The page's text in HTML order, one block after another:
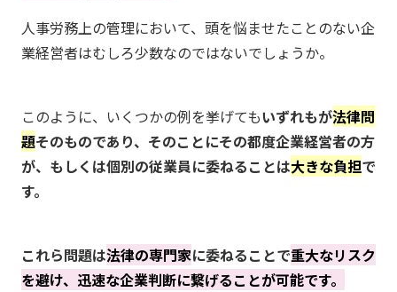
人事労務上の管理において、頭を悩ませたことのない企
業経営者はむしろ少数なのではないでしょうか。
このように、いくつかの例を挙げてもいずれもが法律問
題そのものであり、そのことにその都度企業経営者の方
が、もしくは個別の従業員に委ねることは大きな負担で
す。
これら問題は法律の専門家に委ねることで重大なリスク
を避け、迅速な企業判断に繋げることが可能です。